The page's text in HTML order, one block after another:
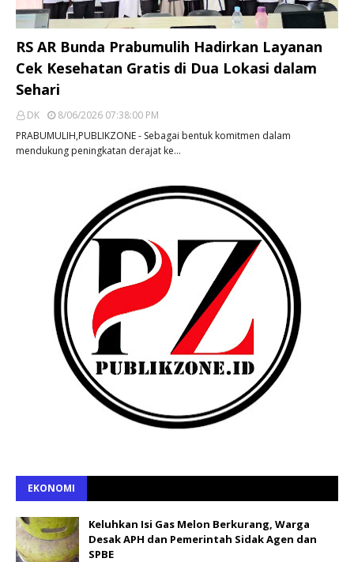
RS AR Bunda Prabumulih Hadirkan Layanan
Cek Kesehatan Gratis di Dua Lokasi dalam
Sehari
DK
8/06/2026 07:38:00 PM
PRABUMULIH,PUBLIKZONE - Sebagai bentuk komitmen dalam
mendukung peningkatan derajat ke…
EKONOMI
Keluhkan Isi Gas Melon Berkurang, Warga
Desak APH dan Pemerintah Sidak Agen dan
SPBE